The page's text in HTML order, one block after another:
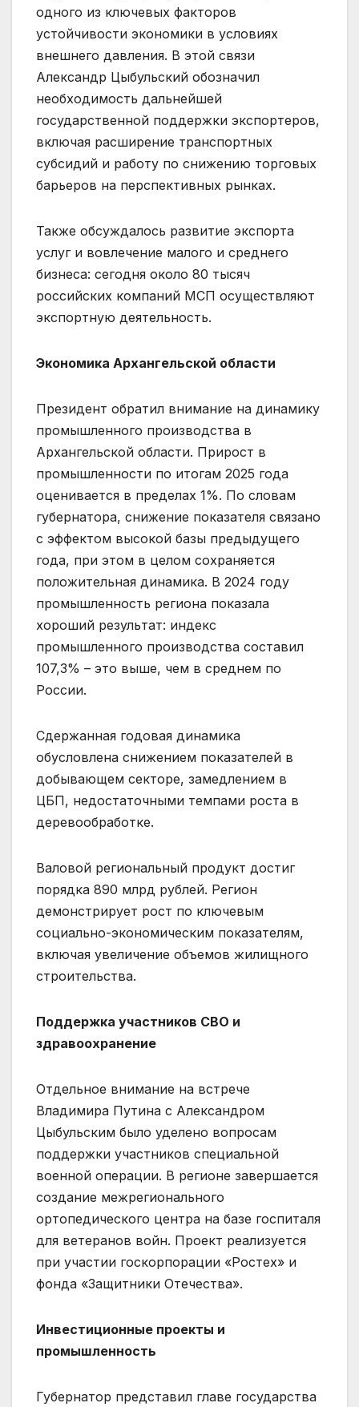
одного из ключевых факторов
устойчивости экономики в условиях
внешнего давления. В этой связи
Александр Цыбульский обозначил
необходимость дальнейшей
государственной поддержки экспортеров,
включая расширение транспортных
субсидий и работу по снижению торговых
барьеров на перспективных рынках.
Также обсуждалось развитие экспорта
услуг и вовлечение малого и среднего
бизнеса: сегодня около 80 тысяч
российских компаний МСП осуществляют
экспортную деятельность.
Экономика Архангельской области
Президент обратил внимание на динамику
промышленного производства в
Архангельской области. Прирост в
промышленности по итогам 2025 года
оценивается в пределах 1%. По словам
губернатора, снижение показателя связано
с эффектом высокой базы предыдущего
года, при этом в целом сохраняется
положительная динамика. В 2024 году
промышленность региона показала
хороший результат: индекс
промышленного производства составил
107,3% – это выше, чем в среднем по
России.
Сдержанная годовая динамика
обусловлена снижением показателей в
добывающем секторе, замедлением в
ЦБП, недостаточными темпами роста в
деревообработке.
Валовой региональный продукт достиг
порядка 890 млрд рублей. Регион
демонстрирует рост по ключевым
социально-экономическим показателям,
включая увеличение объемов жилищного
строительства.
Поддержка участников СВО и
здравоохранение
Отдельное внимание на встрече
Владимира Путина с Александром
Цыбульским было уделено вопросам
поддержки участников специальной
военной операции. В регионе завершается
создание межрегионального
ортопедического центра на базе госпиталя
для ветеранов войн. Проект реализуется
при участии госкорпорации «Ростех» и
фонда «Защитники Отечества».
Инвестиционные проекты и
промышленность
Губернатор представил главе государства